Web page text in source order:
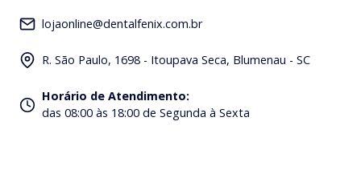
lojaonline@dentalfenix.com.br
R. São Paulo, 1698 - Itoupava Seca, Blumenau - SC
Horário de Atendimento:
das 08:00 às 18:00 de Segunda à Sexta